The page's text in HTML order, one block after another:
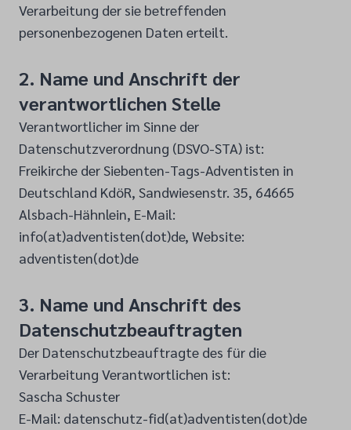
Verarbeitung der sie betreffenden
personenbezogenen Daten erteilt.
2. Name und Anschrift der
verantwortlichen Stelle
Verantwortlicher im Sinne der
Datenschutzverordnung (DSVO-STA) ist:
Freikirche der Siebenten-Tags-Adventisten in
Deutschland KdöR, Sandwiesenstr. 35, 64665
Alsbach-Hähnlein, E-Mail:
info(at)adventisten(dot)de, Website:
adventisten(dot)de
3. Name und Anschrift des
Datenschutzbeauftragten
Der Datenschutzbeauftragte des für die
Verarbeitung Verantwortlichen ist:
Sascha Schuster
E-Mail: datenschutz-fid(at)adventisten(dot)de